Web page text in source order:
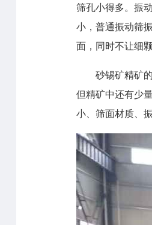
筛孔小得多。振
小，普通振动筛
面，同时不让细
砂锡矿精矿
但精矿中还有少
小、筛面材质、